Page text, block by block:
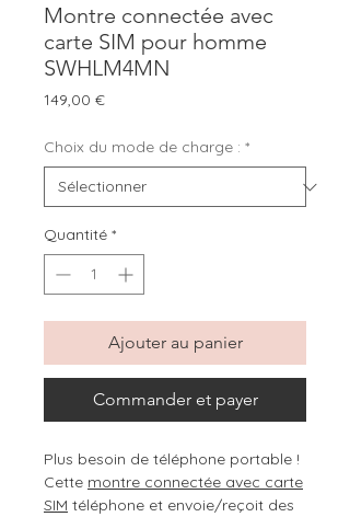
Montre connectée avec
carte SIM pour homme
SWHLM4MN
149,00 €Prix
Choix du mode de charge : *
Quantité *
Ajouter au panier
Commander et payer
Plus besoin de téléphone portable !
Cette montre connectée avec carte
SIM téléphone et envoie/reçoit des